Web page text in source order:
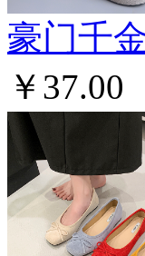
豪门千
￥37.00